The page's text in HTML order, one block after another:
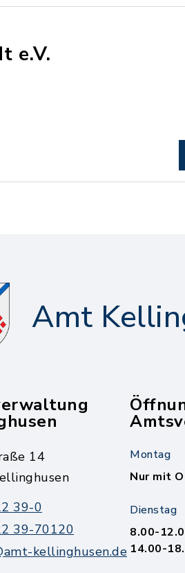
e.V.
Amt
14
39-0
39-70120
kellinghusen.de
Montag
Nur mit
Dienstag
8.00-
14.00-